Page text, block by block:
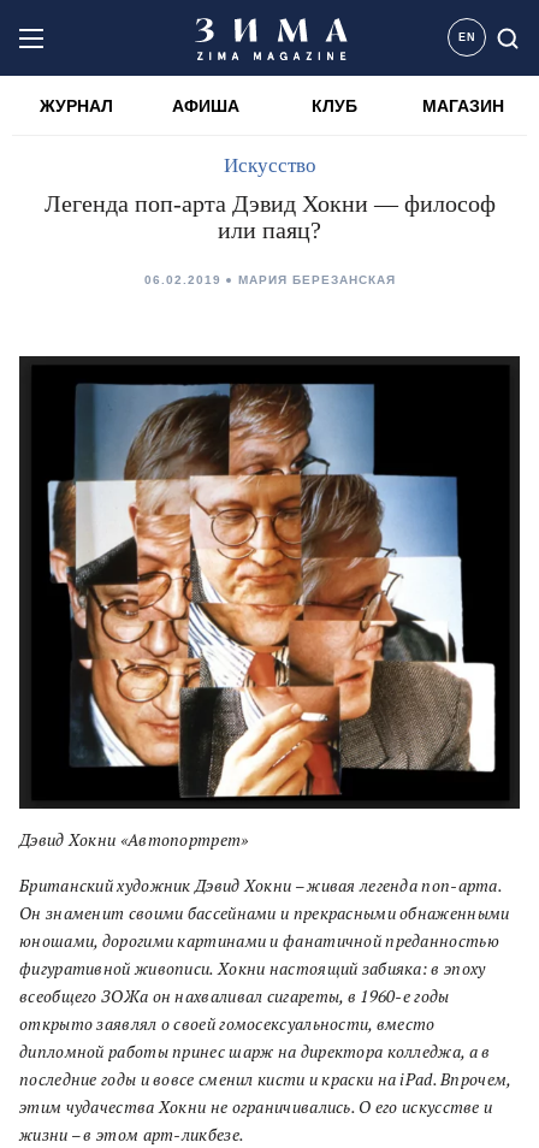
EN
ЖУРНАЛ АФИША КЛУБ МАГАЗИН
Искусство
Легенда поп-арта Дэвид Хокни — философ
или паяц?
06.02.2019 МАРИЯ БЕРЕЗАНСКАЯ
Дэвид Хокни «Автопортрет»
Британский художник Дэвид Хокни – живая легенда поп-арта.
Он знаменит своими бассейнами и прекрасными обнаженными
юношами, дорогими картинами и фанатичной преданностью
фигуративной живописи. Хокни настоящий забияка: в эпоху
всеобщего ЗОЖа он нахваливал сигареты, в 1960-е годы
открыто заявлял о своей гомосексуальности, вместо
дипломной работы принес шарж на директора колледжа, а в
последние годы и вовсе сменил кисти и краски на iPad. Впрочем,
этим чудачества Хокни не ограничивались. О его искусстве и
жизни – в этом арт-ликбезе.